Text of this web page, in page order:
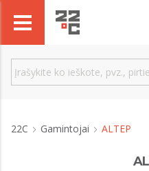
22C Gamintojai ALTEP